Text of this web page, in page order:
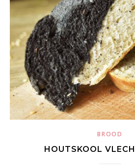
BROOD
HOUTSKOOL